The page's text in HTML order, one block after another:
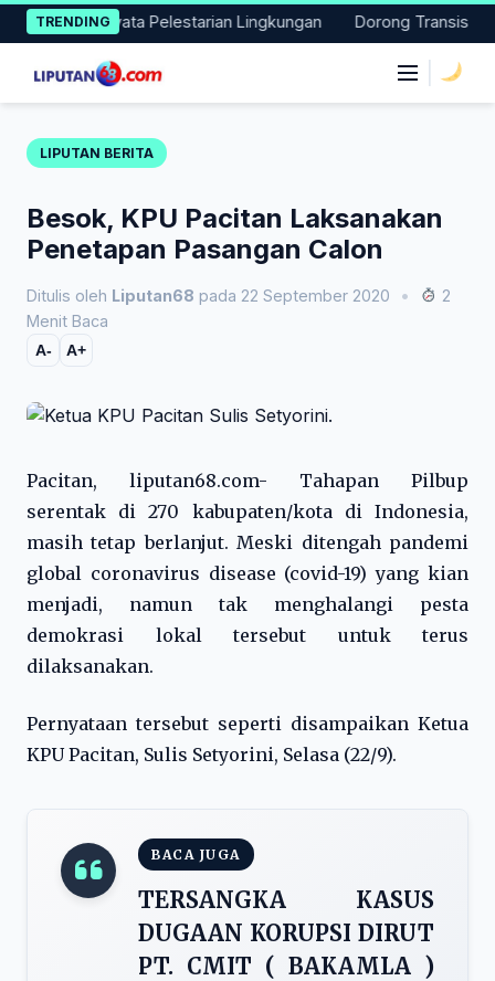
Skip
to
content
TRENDING
Aksi Nyata Pelestarian Lingkungan Dorong Transisi Energi
LIPUTAN BERITA
Besok, KPU Pacitan Laksanakan
Penetapan Pasangan Calon
Ditulis oleh Liputan68 pada 22 September 2020 •
2
Menit Baca
A- A+
Pacitan, liputan68.com- Tahapan Pilbup
serentak di 270 kabupaten/kota di Indonesia,
masih tetap berlanjut. Meski ditengah pandemi
global coronavirus disease (covid-19) yang kian
menjadi, namun tak menghalangi pesta
demokrasi lokal tersebut untuk terus
dilaksanakan.
Pernyataan tersebut seperti disampaikan Ketua
KPU Pacitan, Sulis Setyorini, Selasa (22/9).
BACA JUGA
TERSANGKA KASUS
DUGAAN KORUPSI DIRUT
PT. CMIT ( BAKAMLA )